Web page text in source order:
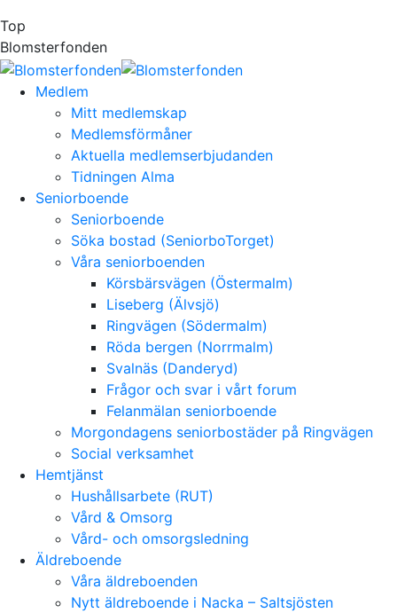
Top
Blomsterfonden
Medlem
Mitt medlemskap
Medlemsförmåner
Aktuella medlemserbjudanden
Tidningen Alma
Seniorboende
Seniorboende
Söka bostad (SeniorboTorget)
Våra seniorboenden
Körsbärsvägen (Östermalm)
Liseberg (Älvsjö)
Ringvägen (Södermalm)
Röda bergen (Norrmalm)
Svalnäs (Danderyd)
Frågor och svar i vårt forum
Felanmälan seniorboende
Morgondagens seniorbostäder på Ringvägen
Social verksamhet
Hemtjänst
Hushållsarbete (RUT)
Vård & Omsorg
Vård- och omsorgsledning
Äldreboende
Våra äldreboenden
Nytt äldreboende i Nacka – Saltsjösten